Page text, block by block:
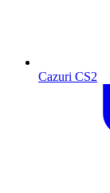
Cazuri CS2